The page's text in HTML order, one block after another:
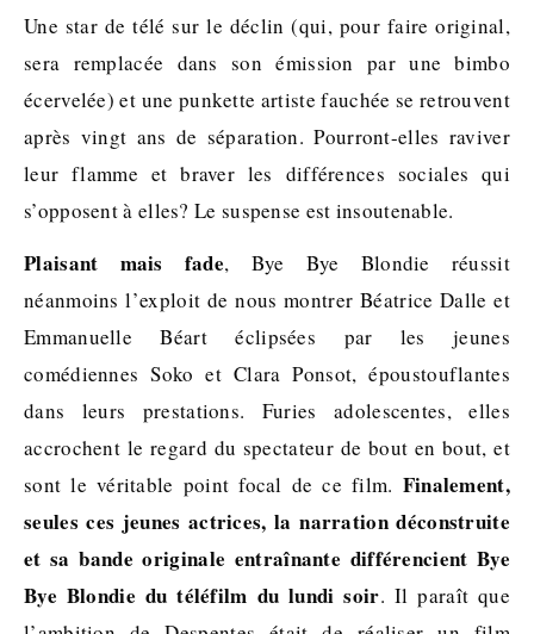
Une star de télé sur le déclin (qui, pour faire original,
sera remplacée dans son émission par une bimbo
écervelée) et une punkette artiste fauchée se retrouvent
après vingt ans de séparation. Pourront-elles raviver
leur flamme et braver les différences sociales qui
s’opposent à elles? Le suspense est insoutenable.
Plaisant mais fade, Bye Bye Blondie réussit
néanmoins l’exploit de nous montrer Béatrice Dalle et
Emmanuelle Béart éclipsées par les jeunes
comédiennes Soko et Clara Ponsot, époustouflantes
dans leurs prestations. Furies adolescentes, elles
accrochent le regard du spectateur de bout en bout, et
sont le véritable point focal de ce film. Finalement,
seules ces jeunes actrices, la narration déconstruite
et sa bande originale entraînante différencient Bye
Bye Blondie du téléfilm du lundi soir. Il paraît que